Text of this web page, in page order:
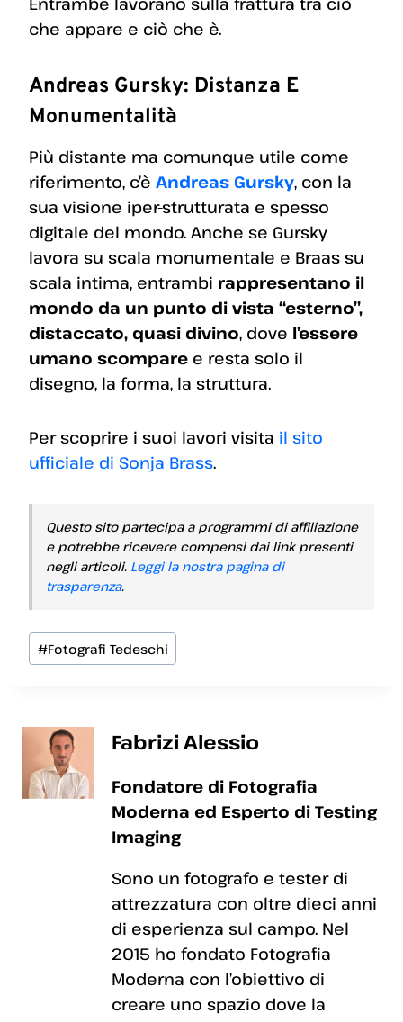
che appare e ciò che è.
Andreas Gursky: Distanza E
Monumentalità
Più distante ma comunque utile come
riferimento, c’è Andreas Gursky, con la
sua visione iper-strutturata e spesso
digitale del mondo. Anche se Gursky
lavora su scala monumentale e Braas su
scala intima, entrambi rappresentano il
mondo da un punto di vista “esterno”,
distaccato, quasi divino, dove l’essere
umano scompare e resta solo il
disegno, la forma, la struttura.
Per scoprire i suoi lavori visita il sito
ufficiale di Sonja Brass.
Questo sito partecipa a programmi di affiliazione
e potrebbe ricevere compensi dai link presenti
negli articoli. Leggi la nostra pagina di
trasparenza.
Tag
articolo:
#Fotografi Tedeschi
Fabrizi Alessio
Fondatore di Fotografia
Moderna ed Esperto di Testing
Imaging
Sono un fotografo e tester di
attrezzatura con oltre dieci anni
di esperienza sul campo. Nel
2015 ho fondato Fotografia
Moderna con l’obiettivo di
creare uno spazio dove la